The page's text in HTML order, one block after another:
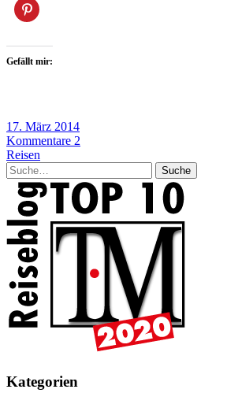
Gefällt mir:
17. März 2014
Kommentare 2
Reisen
Suche
Kategorien